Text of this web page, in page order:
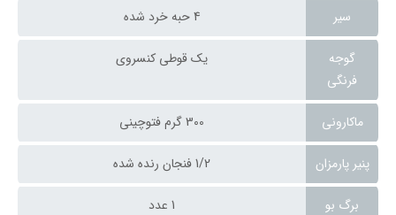
سیر 4 حبه خرد شده
گوجه
فرنگی
یک قوطی کنسروی
ماکارونی 300 گرم فتوچینی
پنیر پارمزان 1/2 فنجان رنده شده
برگ بو 1 عدد